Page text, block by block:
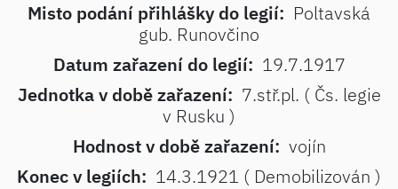
Misto podání přihlášky do legií: Poltavská
gub. Runovčino
Datum zařazení do legií: 19.7.1917
Jednotka v době zařazení: 7.stř.pl. ( Čs. legie
v Rusku )
Hodnost v době zařazení: vojín
Konec v legiích: 14.3.1921 ( Demobilizován )